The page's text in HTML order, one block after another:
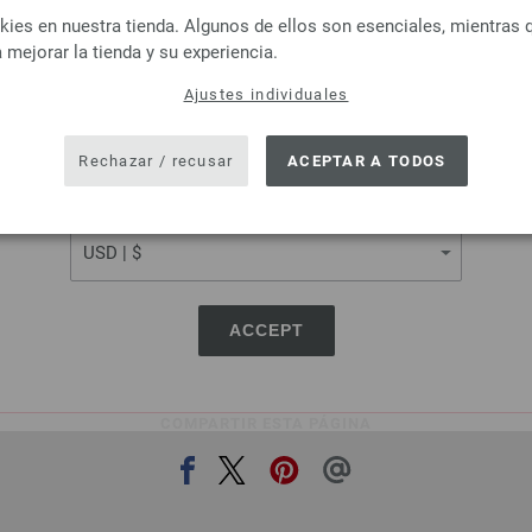
ACCEPT
en nuestra tienda. Algunos de ellos son esenciales, mientras
mejorar la tienda y su experiencia.
Ajustes individuales
Rechazar / recusar ACEPTAR A TODOS
Lana Grossa
MILLE II
virgen merino, 50 % Acrílico
3,78 €
4,42 $
Lana Grossa
30 % Algodón, 20 % lino, 40 %
Longitud: aprox. 125 m
Grosor de las agujas: 4
IVA no incluido, más gastos de envío,